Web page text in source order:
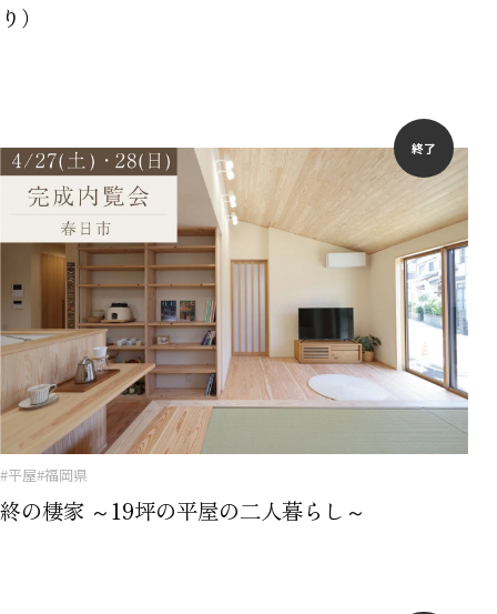
り）
終了
#平屋#福岡県
終の棲家 ～19坪の平屋の二人暮らし～